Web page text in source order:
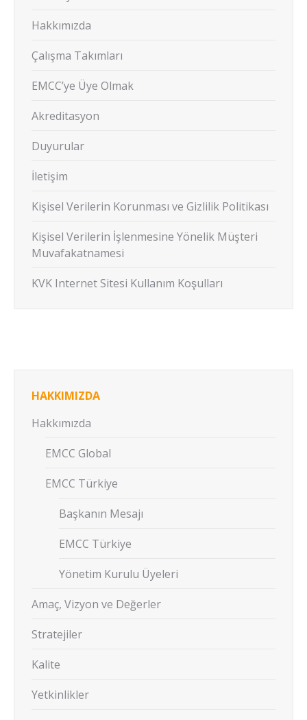
Hakkımızda
Çalışma Takımları
EMCC’ye Üye Olmak
Akreditasyon
Duyurular
İletişim
Kişisel Verilerin Korunması ve Gizlilik Politikası
Kişisel Verilerin İşlenmesine Yönelik Müşteri
Muvafakatnamesi
KVK Internet Sitesi Kullanım Koşulları
HAKKIMIZDA
Hakkımızda
EMCC Global
EMCC Türkiye
Başkanın Mesajı
EMCC Türkiye
Yönetim Kurulu Üyeleri
Amaç, Vizyon ve Değerler
Stratejiler
Kalite
Yetkinlikler